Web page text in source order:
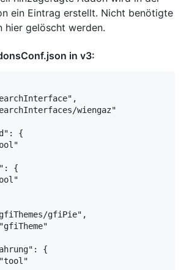
ein Eintrag erstellt. Nicht benötigte
hier gelöscht werden.
in v3:
wiengaz"
{
{
gfiPie",
{